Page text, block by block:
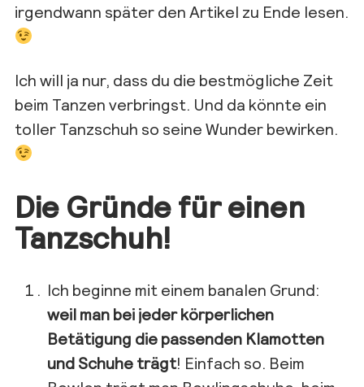
irgendwann später den Artikel zu Ende lesen.
Ich will ja nur, dass du die bestmögliche Zeit
beim Tanzen verbringst. Und da könnte ein
toller Tanzschuh so seine Wunder bewirken.
Die Gründe für einen
Tanzschuh!
Ich beginne mit einem banalen Grund:
weil man bei jeder körperlichen
Betätigung die passenden Klamotten
und Schuhe trägt! Einfach so. Beim